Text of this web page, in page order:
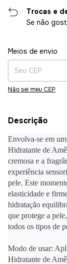
Trocas e
Se não
Entregas para o CEP:
Meios de envio
Não sei meu CEP
Descrição
Envolva-se em
Hidratante de
cremosa e a
experiência
pele. Este
elasticidade e
hidratação
que protege a
todos os tipos de
Modo de usar:
Hidratante de